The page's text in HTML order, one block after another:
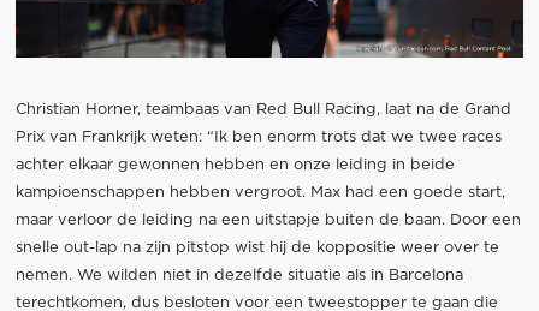
Christian Horner, teambaas van Red Bull Racing, laat na de Grand
Prix van Frankrijk weten: “Ik ben enorm trots dat we twee races
achter elkaar gewonnen hebben en onze leiding in beide
kampioenschappen hebben vergroot. Max had een goede start,
maar verloor de leiding na een uitstapje buiten de baan. Door een
snelle out-lap na zijn pitstop wist hij de koppositie weer over te
nemen. We wilden niet in dezelfde situatie als in Barcelona
terechtkomen, dus besloten voor een tweestopper te gaan die